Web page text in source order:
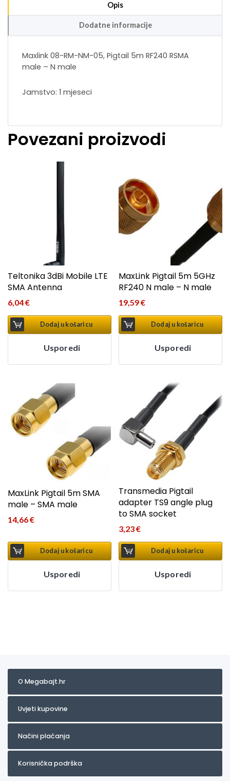
Opis
Dodatne informacije
Maxlink 08-RM-NM-05, Pigtail 5m RF240 RSMA
male – N male
Jamstvo: 1 mjeseci
Povezani proizvodi
Teltonika 3dBi Mobile LTE
SMA Antenna
6,04€
Dodaj u košaricu
Usporedi
MaxLink Pigtail 5m 5GHz
RF240 N male – N male
19,59€
Dodaj u košaricu
Usporedi
MaxLink Pigtail 5m SMA
male – SMA male
14,66€
Dodaj u košaricu
Usporedi
Transmedia Pigtail
adapter TS9 angle plug
to SMA socket
3,23€
Dodaj u košaricu
Usporedi
O Megabajt.hr
Uvjeti kupovine
Načini plaćanja
Korisnička podrška